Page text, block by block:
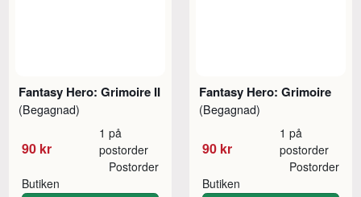
Fantasy Hero: Grimoire II
(Begagnad)
90 kr
1 på
postorder
Butiken
Postorder
Fantasy Hero: Grimoire
(Begagnad)
90 kr
1 på
postorder
Butiken
Postorder